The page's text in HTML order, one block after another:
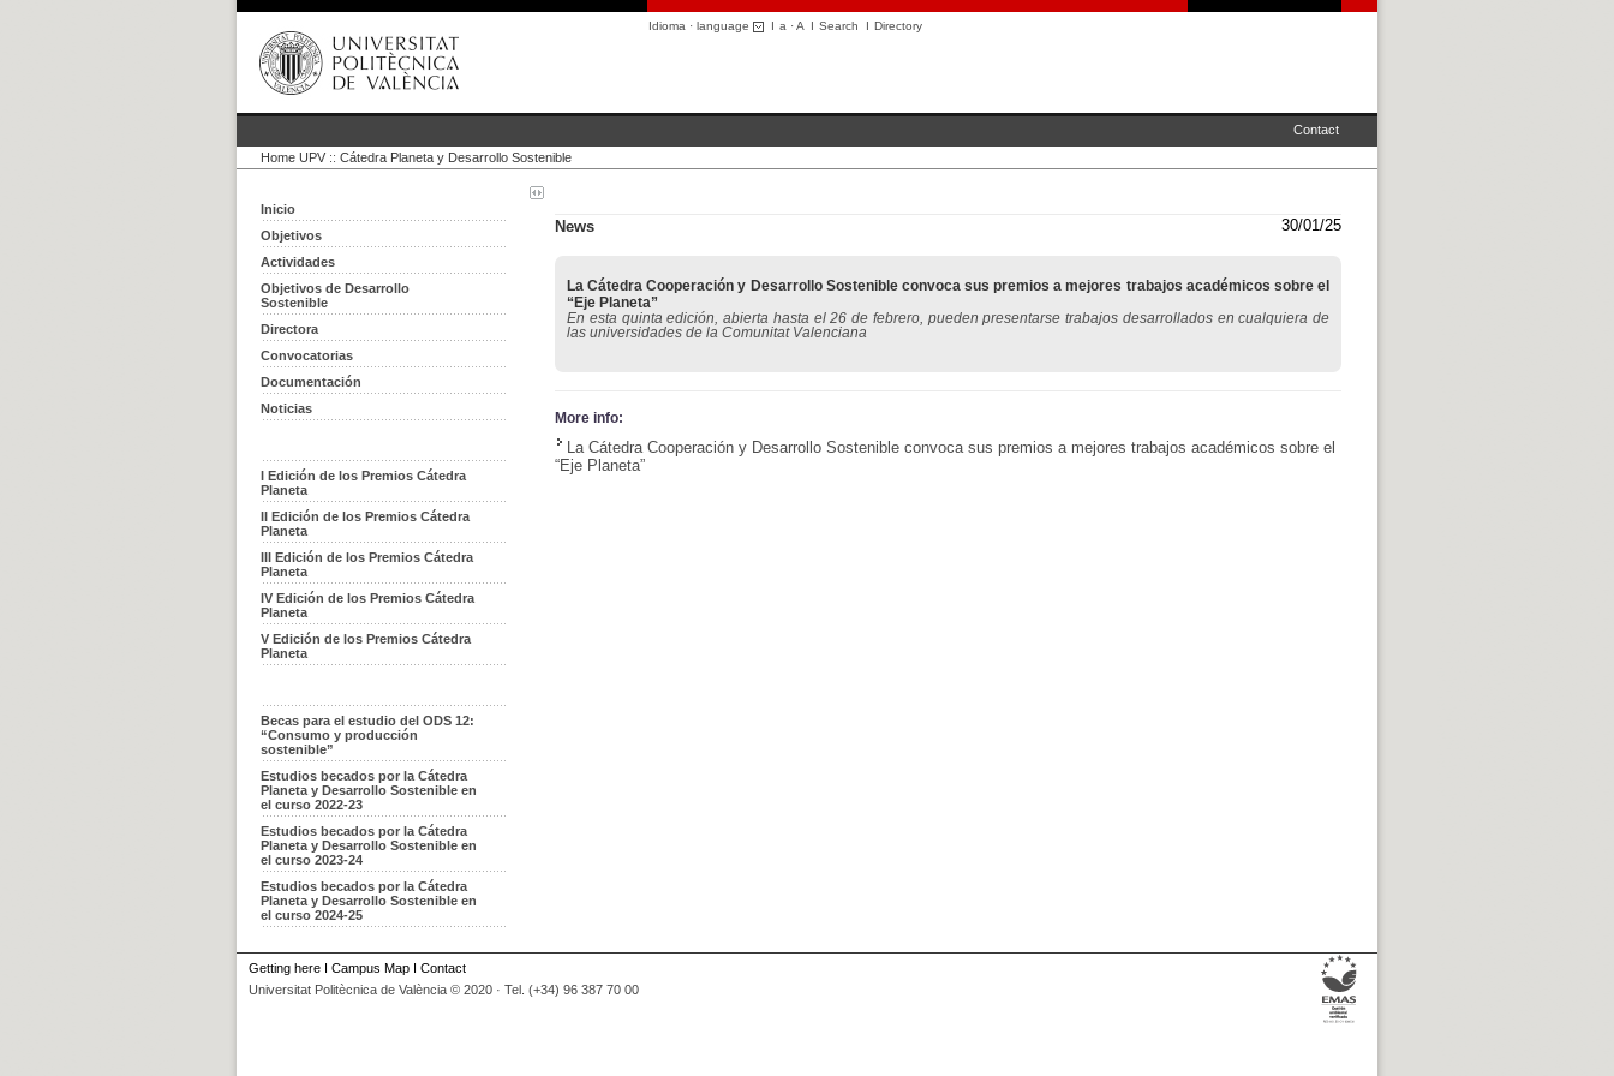
Idioma · language I a ·A I Search I Directory
Contact
Home UPV :: Cátedra Planeta y Desarrollo Sostenible
Inicio
Objetivos
Actividades
Objetivos de Desarrollo
Sostenible
Directora
Convocatorias
Documentación
Noticias
I Edición de los Premios Cátedra
Planeta
II Edición de los Premios Cátedra
Planeta
III Edición de los Premios Cátedra
Planeta
IV Edición de los Premios Cátedra
Planeta
V Edición de los Premios Cátedra
Planeta
Becas para el estudio del ODS 12:
“Consumo y producción
sostenible”
Estudios becados por la Cátedra
Planeta y Desarrollo Sostenible en
el curso 2022-23
Estudios becados por la Cátedra
Planeta y Desarrollo Sostenible en
el curso 2023-24
Estudios becados por la Cátedra
Planeta y Desarrollo Sostenible en
el curso 2024-25
30/01/25
News
La Cátedra Cooperación y Desarrollo Sostenible convoca sus premios a mejores trabajos académicos sobre el
“Eje Planeta”
En esta quinta edición, abierta hasta el 26 de febrero, pueden presentarse trabajos desarrollados en cualquiera de
las universidades de la Comunitat Valenciana
More info:
La Cátedra Cooperación y Desarrollo Sostenible convoca sus premios a mejores trabajos académicos sobre el
“Eje Planeta”
Getting here I Campus Map I Contact
Universitat Politècnica de València © 2020 · Tel. (+34) 96 387 70 00